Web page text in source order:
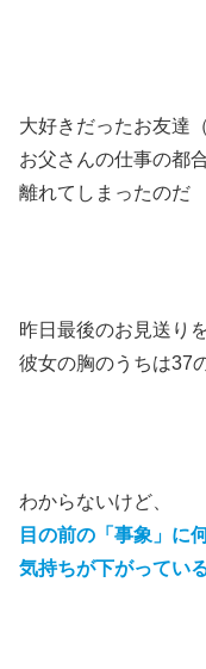
大好きだったお友達
お父さんの仕事の都
離れてしまったのだ
昨日最後のお見送り
彼女の胸のうちは37
わからないけど、
目の前の 「事象」 に
気持ちが下がってい